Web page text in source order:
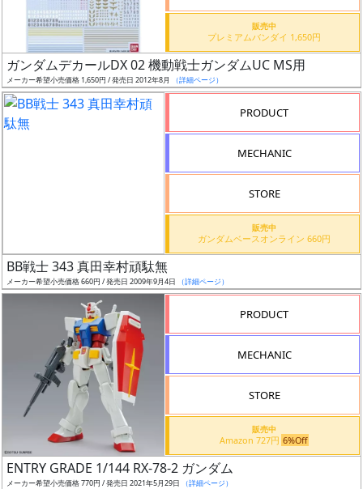
定
予
定
割
引
販売中
プレミアムバンダイ 1,650円
ガンダムデカールDX 02 機動戦士ガンダムUC MS用
メーカー希望小売価格 1,650円 / 発売日 2012年8月 （詳細ページ）
PRODUCT
MECHANIC
STORE
販売中
ガンダムベースオンライン 660円
BB戦士 343 真田幸村頑駄無
メーカー希望小売価格 660円 / 発売日 2009年9月4日 （詳細ページ）
PRODUCT
MECHANIC
STORE
販売中
Amazon 727円 6%Off
ENTRY GRADE 1/144 RX-78-2 ガンダム
メーカー希望小売価格 770円 / 発売日 2021年5月29日 （詳細ページ）